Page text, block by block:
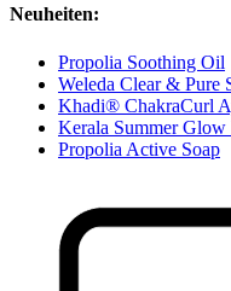
Neuheiten:
Propolia Soothing Oil
Weleda Clear & Pure
Khadi® ChakraCurl
Kerala Summer Glow
Propolia Active Soap